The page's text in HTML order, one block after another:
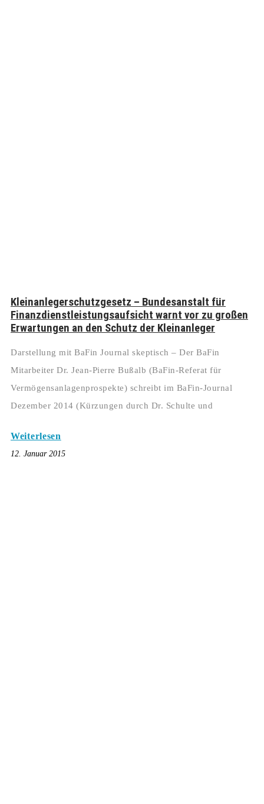
Kleinanlegerschutzgesetz – Bundesanstalt für
Finanzdienstleistungsaufsicht warnt vor zu großen
Erwartungen an den Schutz der Kleinanleger
Darstellung mit BaFin Journal skeptisch – Der BaFin
Mitarbeiter Dr. Jean-Pierre Bußalb (BaFin-Referat für
Vermögensanlagenprospekte) schreibt im BaFin-Journal
Dezember 2014 (Kürzungen durch Dr. Schulte und
Weiterlesen
12. Januar 2015